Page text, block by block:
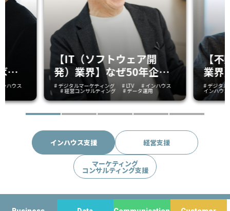
間
段
目
ンハウス
【IT（ソフトウェア開
発）業界】なぜ50年企業
は再成長できたのか。“組
織の接続”から始まった経
営改革
# デジタルマーケティング # LTV # インハウス
# 経営コンサルティング # データ運用
【不
業界
は“
顧客
だっ
# デジタル
インハウス
インハウス支援 経営支援
マーケティング
コンサルティング支援